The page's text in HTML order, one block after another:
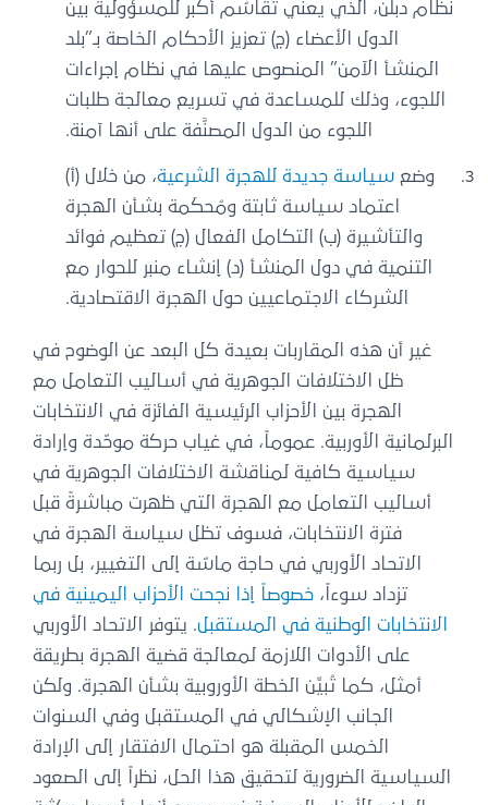
نظام دبلن، الذي يعني تقاسُم أكبر للمسؤولية بين
الدول الأعضاء (ج) تعزيز الأحكام الخاصة بـ”بلد
المنشأ الآمن” المنصوص عليها في نظام إجراءات
اللجوء، وذلك للمساعدة في تسريع معالجة طلبات
اللجوء من الدول المصنَّفة على أنها آمنة.
وضع سياسة جديدة للهجرة الشرعية، من خلال (أ)
اعتماد سياسة ثابتة ومُحكَمة بشأن الهجرة
والتأشيرة (ب) التكامل الفعال (ج) تعظيم فوائد
التنمية في دول المنشأ (د) إنشاء منبر للحوار مع
الشركاء الاجتماعيين حول الهجرة الاقتصادية.
غير أن هذه المقاربات بعيدة كل البعد عن الوضوح في
ظل الاختلافات الجوهرية في أساليب التعامل مع
الهجرة بين الأحزاب الرئيسية الفائزة في الانتخابات
البرلمانية الأوربية. عموماً، في غياب حركة موحّدة وإرادة
سياسية كافية لمناقشة الاختلافات الجوهرية في
أساليب التعامل مع الهجرة التي ظهرت مباشرةً قبل
فترة الانتخابات، فسوف تظل سياسة الهجرة في
الاتحاد الأوربي في حاجة ماسّة إلى التغيير، بل ربما
تزداد سوءاً، خصوصاً إذا نجحت الأحزاب اليمينية في
الانتخابات الوطنية في المستقبل. يتوفر الاتحاد الأوربي
على الأدوات اللازمة لمعالجة قضية الهجرة بطريقة
أمثل، كما تُبيِّن الخطة الأوروبية بشأن الهجرة. ولكن
الجانب الإشكالي في المستقبل وفي السنوات
الخمس المقبلة هو احتمال الافتقار إلى الإرادة
السياسية الضرورية لتحقيق هذا الحل، نظراً إلى الصعود